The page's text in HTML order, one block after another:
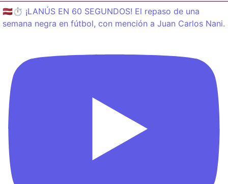
🇱🇻⏱️ ¡LANÚS EN 60 SEGUNDOS! El repaso de una
semana negra en fútbol, con mención a Juan Carlos Nani.